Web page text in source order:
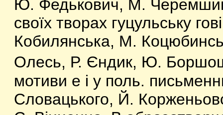
Ю. Федькович, М.
своїх творах гуцульську
Кобилянська, М.
Олесь, Р. Єндик, Ю.
мотиви е і у поль.
Словацького, Й.